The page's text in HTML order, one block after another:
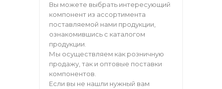
Вы можете выбрать интересующий
компонент из ассортимента
поставляемой нами продукции,
ознакомившись с каталогом
продукции.
Мы осуществляем как розничную
продажу, так и оптовые поставки
компонентов.
Если вы не нашли нужный вам